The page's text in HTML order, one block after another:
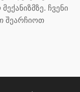
ჩვენი
შეარჩიოთ